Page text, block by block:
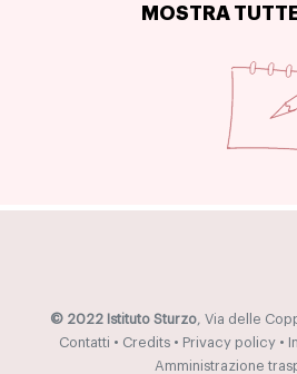
MOSTRA
© 2022 Istituto Sturzo, Via delle
Contatti • Credits• Privacy policy•
Amministrazione